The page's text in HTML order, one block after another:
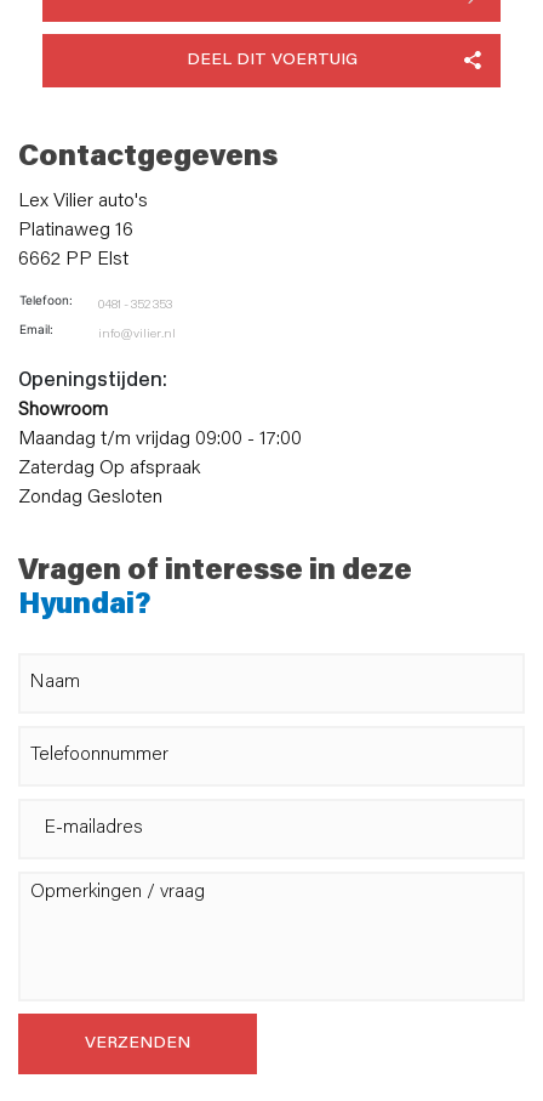
DEEL DIT VOERTUIG
Contactgegevens
Lex Vilier auto's
Platinaweg 16
6662 PP Elst
Telefoon: 0481 - 352 353
Email: info@vilier.nl
Openingstijden:
Showroom
Maandag t/m vrijdag 09:00 - 17:00
Zaterdag Op afspraak
Zondag Gesloten
Vragen of interesse in deze
Hyundai?
VERZENDEN